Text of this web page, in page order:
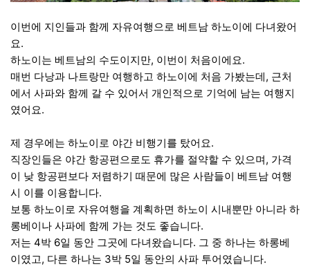
이번에 지인들과 함께 자유여행으로 베트남 하노이에 다녀왔어
요.
하노이는 베트남의 수도이지만, 이번이 처음이에요.
매번 다낭과 나트랑만 여행하고 하노이에 처음 가봤는데, 근처
에서 사파와 함께 갈 수 있어서 개인적으로 기억에 남는 여행지
였어요.
제 경우에는 하노이로 야간 비행기를 탔어요.
직장인들은 야간 항공편으로도 휴가를 절약할 수 있으며, 가격
이 낮 항공편보다 저렴하기 때문에 많은 사람들이 베트남 여행
시 이를 이용합니다.
보통 하노이로 자유여행을 계획하면 하노이 시내뿐만 아니라 하
롱베이나 사파에 함께 가는 것도 좋습니다.
저는 4박 6일 동안 그곳에 다녀왔습니다. 그 중 하나는 하롱베
이였고, 다른 하나는 3박 5일 동안의 사파 투어였습니다.